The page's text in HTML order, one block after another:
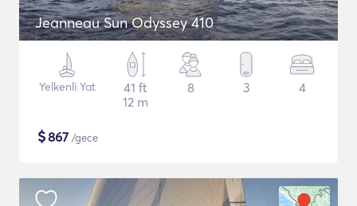
Jeanneau Sun Odyssey 410
Yelkenli Yat
41 ft
12 m
8 3 4
$867 /gece